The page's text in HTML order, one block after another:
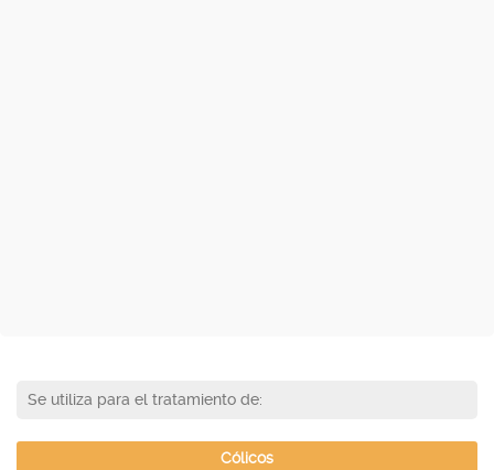
Se utiliza para el tratamiento de:
Cólicos